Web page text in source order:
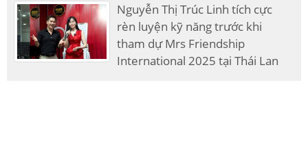
Nguyễn Thị Trúc Linh tích cực
rèn luyện kỹ năng trước khi
tham dự Mrs Friendship
International 2025 tại Thái Lan